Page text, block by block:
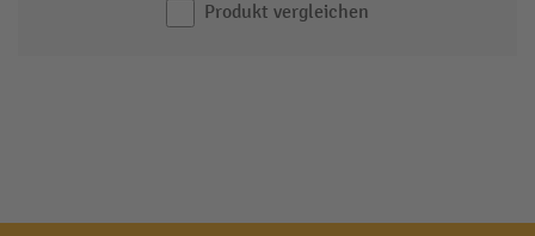
Produkt vergleichen